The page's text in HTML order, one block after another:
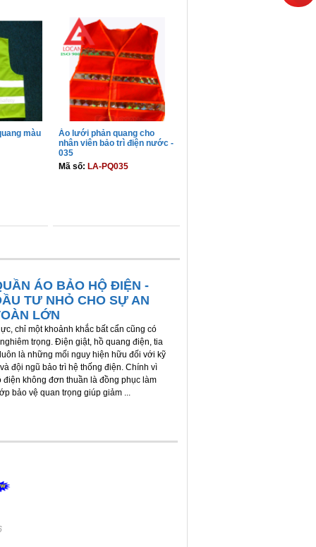
màu
Áo lưới phản quang cho
nhân viên bảo trì điện nước -
035
Mã số: LA-PQ035
ÁO BẢO HỘ ĐIỆN -
TƯ NHỎ CHO SỰ AN
LỚN
chỉ một khoảnh khắc bất cẩn cũng có
trọng. Điện giật, hồ quang điện, tia
là những mối nguy hiện hữu đối với kỹ
đội ngũ bảo trì hệ thống điện. Chính vì
điện không đơn thuần là đồng phục làm
bảo vệ quan trọng giúp giảm ...